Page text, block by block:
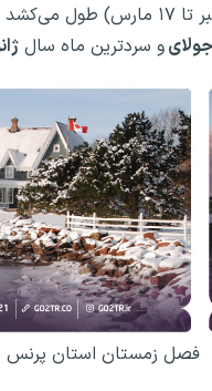
است. فصل سرد در این استان به مدت ۳ الی ۴
جولایو سردترین ماه سال
فصل زمستان استان پرنس